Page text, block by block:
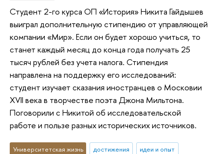
Студент 2-го курса ОП «История» Никита Гайдышев
выиграл дополнительную стипендию от управляющей
компании «Мир». Если он будет хорошо учиться, то
станет каждый месяц до конца года получать 25
тысяч рублей без учета налога. Стипендия
направлена на поддержку его исследований:
студент изучает сказания иностранцев о Московии
XVII века в творчестве поэта Джона Мильтона.
Поговорили с Никитой об исследовательской
работе и пользе разных исторических источников.
Университетская жизнь достижения
идеи и опыт